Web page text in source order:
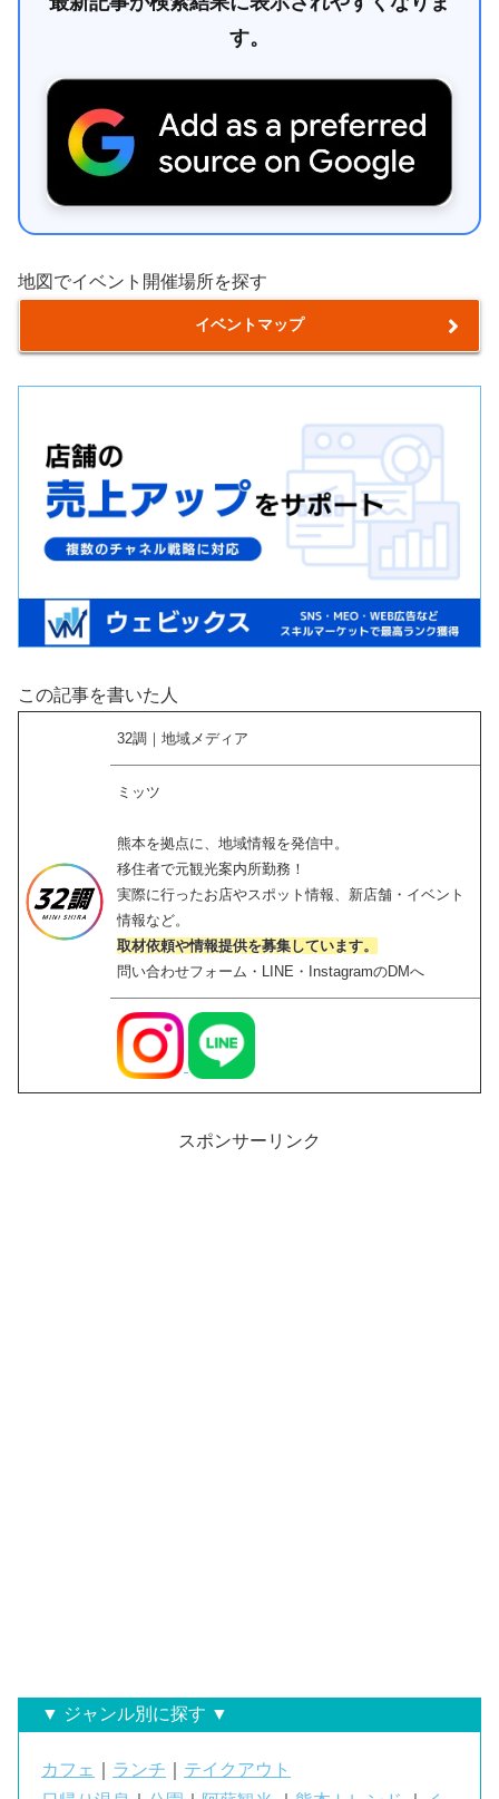
す。
地図でイベント開催場所を探す
イベントマップ
この記事を書いた人
32調｜地域メディア
ミッツ
熊本を拠点に、地域情報を発信中。
移住者で元観光案内所勤務！
実際に行ったお店やスポット情報、新店舗・イベント
情報など。
取材依頼や情報提供を募集しています。
問い合わせフォーム・LINE・InstagramのDMへ
スポンサーリンク
▼ ジャンル別に探す ▼
カフェ ランチ
テイクアウト